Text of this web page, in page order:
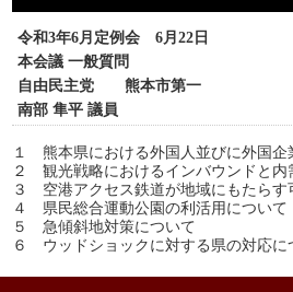
令和3年6月定例会 6月22日
本会議 一般質問
自由民主党 熊本市第一
南部 隼平 議員
１ 熊本県における外国人並びに外国企
２ 観光戦略におけるインバウンドと内
３ 空港アクセス鉄道が地域にもたらす
４ 県民総合運動公園の利活用について
５ 急傾斜地対策について
６ ウッドショックに対する県の対応に